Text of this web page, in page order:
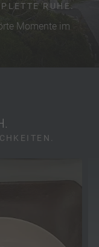
RUHE.
Momente im